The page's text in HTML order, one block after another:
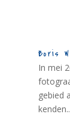
Boris
In mei
gebied